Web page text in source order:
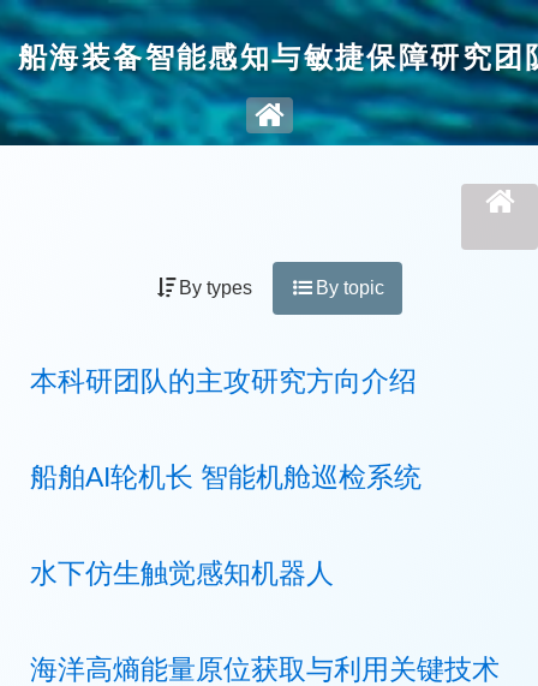
船海装备智能感知与敏捷保障研究团
By types By topic
本科研团队的主攻研究方向介绍
船舶AI轮机长 智能机舱巡检系统
水下仿生触觉感知机器人
海洋高熵能量原位获取与利用关键技术